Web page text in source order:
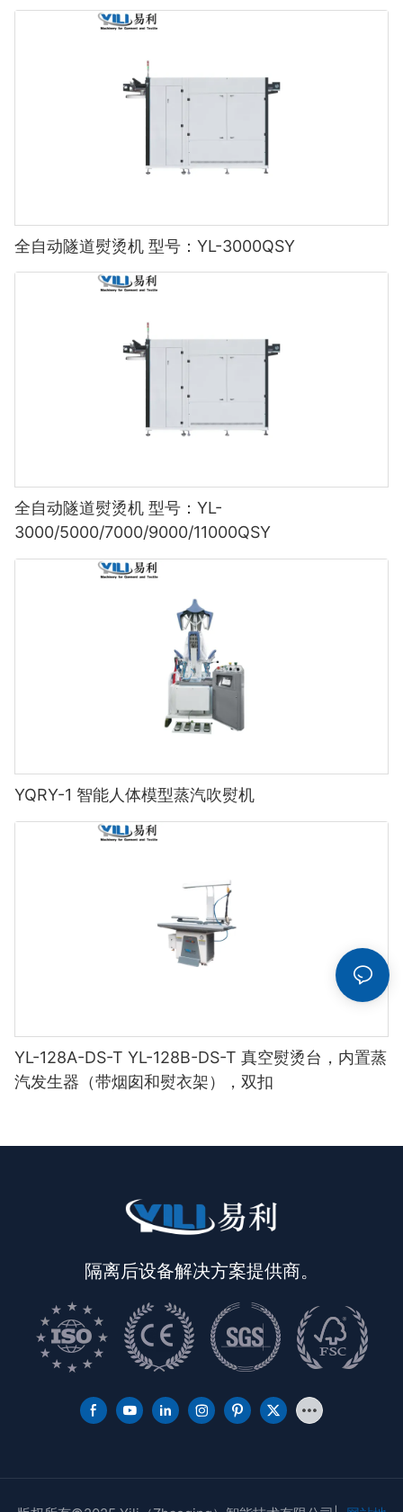
全自动隧道熨烫机 型号：YL-3000QSY
全自动隧道熨烫机 型号：YL-
3000/5000/7000/9000/11000QSY
YQRY-1 智能人体模型蒸汽吹熨机
YL-128A-DS-T YL-128B-DS-T 真空熨烫台，内置蒸
汽发生器（带烟囱和熨衣架），双扣
隔离后设备解决方案提供商。